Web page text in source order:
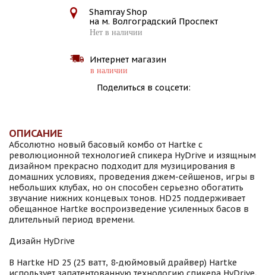
Shamray Shop
на м. Волгоградский Проспект
Нет в наличии
Интернет магазин
в наличии
Поделиться в соцсети:
ОПИСАНИЕ
Абсолютно новый басовый комбо от Hartke с
революционной технологией спикера HyDrive и изящным
дизайном прекрасно подходит для музицирования в
домашних условиях, проведения джем-сейшенов, игры в
небольших клубах, но он способен серьезно обогатить
звучание нижних концевых тонов. HD25 поддерживает
обещанное Hartke воспроизведение усиленных басов в
длительный период времени.
Дизайн HyDrive
В Hartke HD 25 (25 ватт, 8-дюймовый драйвер) Hartke